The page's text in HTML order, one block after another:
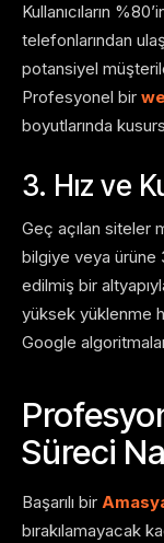
Kullanıcıların
telefonlarından
potansiyel
Profesyonel bir
boyutlarında
3. Hız ve
Geç açılan siteler
bilgiye veya ürüne
edilmiş bir
yüksek yüklenme
Google
Süreci
Başarılı bir
bırakılamayacak